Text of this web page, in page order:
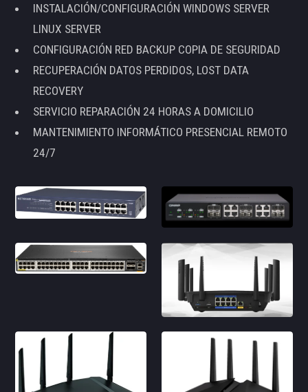
INSTALACIÓN/CONFIGURACIÓN WINDOWS SERVER
LINUX SERVER
CONFIGURACIÓN RED BACKUP COPIA DE SEGURIDAD
RECUPERACIÓN DATOS PERDIDOS, LOST DATA
RECOVERY
SERVICIO REPARACIÓN 24 HORAS A DOMICILIO
MANTENIMIENTO INFORMÁTICO PRESENCIAL REMOTO
24/7